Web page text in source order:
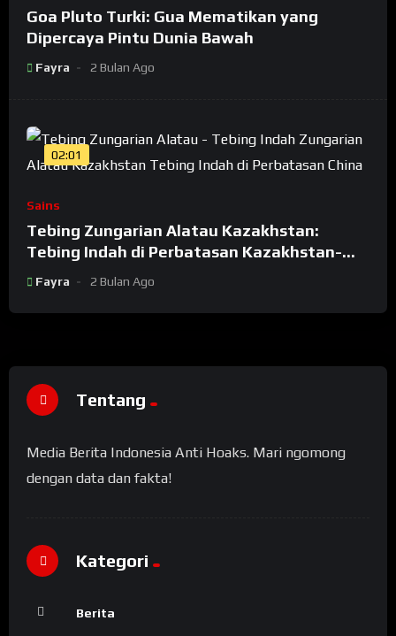
Goa Pluto Turki: Gua Mematikan yang
Dipercaya Pintu Dunia Bawah
Fayra 2 Bulan Ago
02:01
Sains
Tebing Zungarian Alatau Kazakhstan:
Tebing Indah di Perbatasan Kazakhstan-
Fayra 2 Bulan Ago
Tentang
Media Berita Indonesia Anti Hoaks. Mari ngomong
dengan data dan fakta!
Kategori
Berita